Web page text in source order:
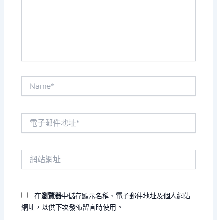
在瀏覽器中儲存顯示名稱、電子郵件地址及個人網站
網址，以供下次發佈留言時使用。